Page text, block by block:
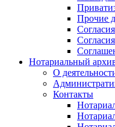
Прочие
Согласия
Нотариальный
О
Контакты